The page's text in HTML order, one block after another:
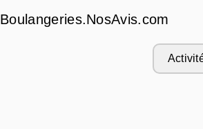
Boulangeries.NosAvis.com